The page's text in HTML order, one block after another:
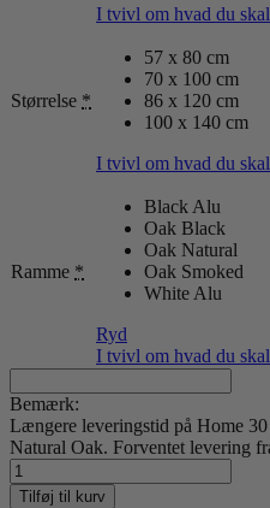
I tvivl om hvad du
Størrelse *
57 x 80 cm
70 x 100 cm
86 x 120 cm
100 x 140 cm
I tvivl om hvad du
Ramme *
Black Alu
Oak Black
Oak Natural
Oak Smoked
White Alu
Ryd
I tvivl om hvad du
Bemærk:
Længere leveringstid på Home
Natural Oak. Forventet levering
Resting
Cowboy
Tilføj til kurv